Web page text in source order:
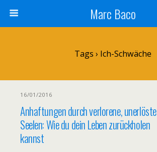
Marc Baco
Tags › Ich-Schwäche
16/01/2016
Anhaftungen durch verlorene, unerlöste
Seelen: Wie du dein Leben zurückholen
kannst